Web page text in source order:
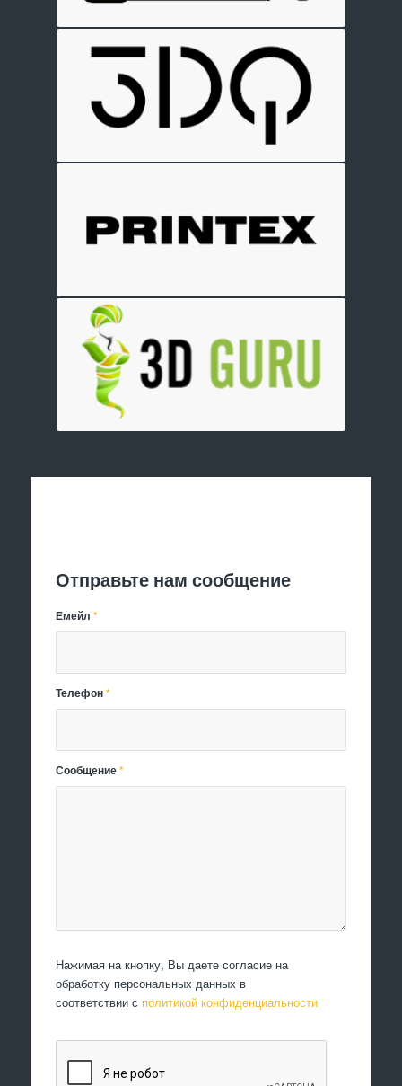
Отправьте нам сообщение
Емейл*
Телефон*
Сообщение*
Нажимая на кнопку, Вы даете согласие на
обработку персональных данных в
соответствии с политикой конфиденциальности